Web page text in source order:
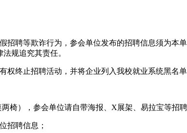
招聘等欺诈行为，参会单位发布的招聘信息须为
规追究其责任。
权终止招聘活动，并将企业列入我校就业系统黑名单
椅），参会单位请自带海报、X展架、易拉宝等招
招聘信息；